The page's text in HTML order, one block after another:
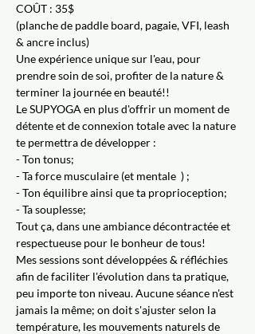
COÛT : 35$
(planche de paddle board, pagaie, VFI, leash
& ancre inclus)
Une expérience unique sur l'eau, pour
prendre soin de soi, profiter de la nature &
terminer la journée en beauté!!
Le SUPYOGA en plus d'offrir un moment de
détente et de connexion totale avec la nature
te permettra de développer :
- Ton tonus;
- Ta force musculaire (et mentale  ) ;
- Ton équilibre ainsi que ta proprioception;
- Ta souplesse;
Tout ça, dans une ambiance décontractée et
respectueuse pour le bonheur de tous!
Mes sessions sont développées & réfléchies
afin de faciliter l'évolution dans ta pratique,
peu importe ton niveau. Aucune séance n'est
jamais la même; on doit s'ajuster selon la
température, les mouvements naturels de